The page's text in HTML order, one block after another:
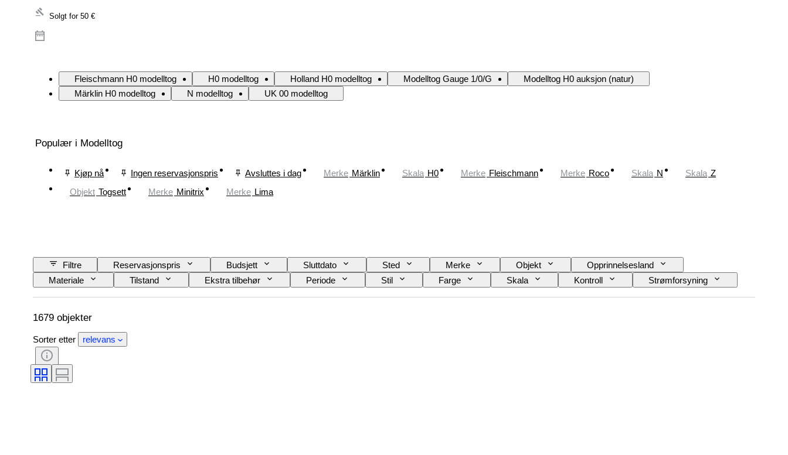
Solgt for 50 €
Fleischmann H0 modelltog H0 modelltog Holland H0 modelltog Modelltog Gauge 1/0/G
Modelltog H0 auksjon (natur)
Märklin H0 modelltog
N modelltog UK 00 modelltog
Populær i Modelltog
Kjøp nå Ingen reservasjonspris Avsluttes i dag Merke Märklin Skala H0 Merke Fleischmann Merke Roco Skala N Skala Z
Objekt Togsett Merke Minitrix Merke Lima
Filtre Reservasjonspris Budsjett Sluttdato Sted Merke Objekt
Opprinnelsesland
Materiale
Tilstand Ekstra tilbehør Periode Stil Farge Skala Kontroll
Strømforsyning
Jernbaneselskap
Æra
1679 objekter
Sorter etter relevans